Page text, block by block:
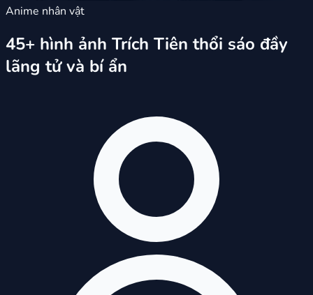
Anime nhân vật
45+ hình ảnh Trích Tiên thổi sáo đầy
lãng tử và bí ẩn